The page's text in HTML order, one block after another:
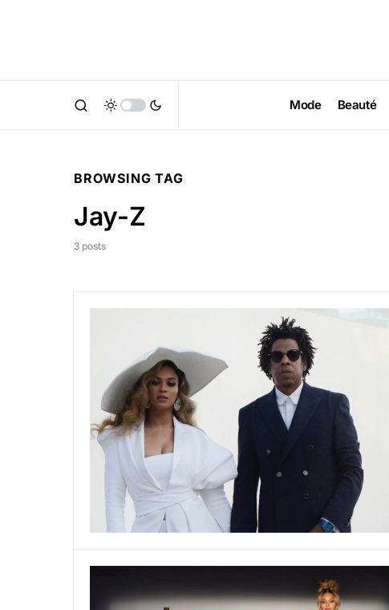
Mode Beauté
BROWSING TAG
Jay-Z
3 posts